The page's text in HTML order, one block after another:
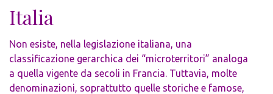
Italia
Non esiste, nella legislazione italiana, una
classificazione gerarchica dei “microterritori” analoga
a quella vigente da secoli in Francia. Tuttavia, molte
denominazioni, soprattutto quelle storiche e famose,